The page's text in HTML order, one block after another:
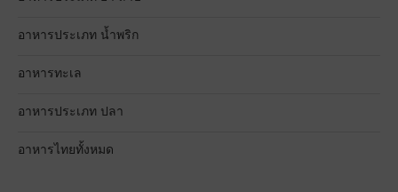
อาหารประเภท น้ำพริก
อาหารทะเล
อาหารประเภท ปลา
อาหารไทยทั้งหมด